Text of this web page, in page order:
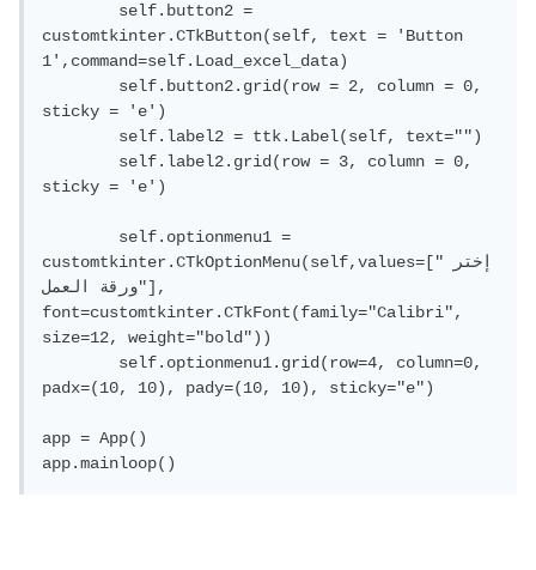
        self.button2 =
customtkinter.CTkButton(self, text = 'Button
1',command=self.Load_excel_data)
        self.button2.grid(row = 2, column = 0,
sticky = 'e')
        self.label2 = ttk.Label(self, text="")
        self.label2.grid(row = 3, column = 0,
sticky = 'e')
        self.optionmenu1 =
customtkinter.CTkOptionMenu(self,values=["إختر
ورقة العمل"],
font=customtkinter.CTkFont(family="Calibri",
size=12, weight="bold"))
        self.optionmenu1.grid(row=4, column=0,
padx=(10, 10), pady=(10, 10), sticky="e")
app = App()
app.mainloop()